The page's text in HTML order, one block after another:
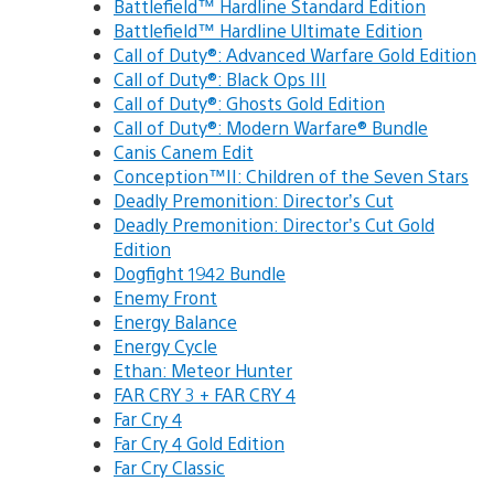
Battlefield™ Hardline Standard Edition
Battlefield™ Hardline Ultimate Edition
Call of Duty®: Advanced Warfare Gold Edition
Call of Duty®: Black Ops III
Call of Duty®: Ghosts Gold Edition
Call of Duty®: Modern Warfare® Bundle
Canis Canem Edit
Conception™II: Children of the Seven Stars
Deadly Premonition: Director’s Cut
Deadly Premonition: Director’s Cut Gold
Edition
Dogfight 1942 Bundle
Enemy Front
Energy Balance
Energy Cycle
Ethan: Meteor Hunter
FAR CRY 3 + FAR CRY 4
Far Cry 4
Far Cry 4 Gold Edition
Far Cry Classic